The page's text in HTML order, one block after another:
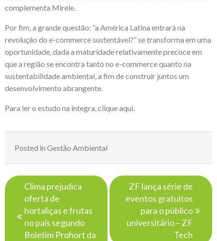
complementa Mirele.
Por fim, a grande questão: “a América Latina entrará na
revolução do e-commerce sustentável?” se transforma em uma
oportunidade, dada a maturidade relativamente precoce em
que a região se encontra tanto no e-commerce quanto na
sustentabilidade ambiental, a fim de construir juntos um
desenvolvimento abrangente.
Para ler o estudo na íntegra, cliqueaqui.
Posted in Gestão Ambiental
Navegação
de
Post
Clima prejudica
oferta de
hortaliças e frutas
no país segundo
Boletim Prohort da
ZF lança série de
eventos gratuitos
para o público
universitário – ZF
Tech